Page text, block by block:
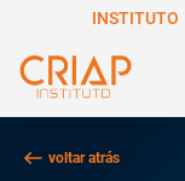
INSTITUTO
voltar atrás